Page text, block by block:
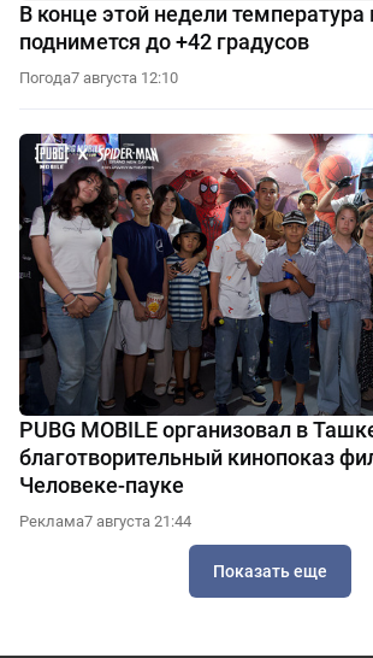
В конце этой недели температура
поднимется до +42 градусов
Погода7 августа 12:10
PUBG MOBILE организовал в
благотворительный кинопоказ
Человеке-пауке
Реклама7 августа 21:44
Показать еще